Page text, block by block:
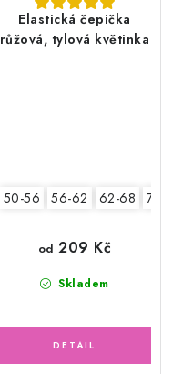
Elastická čepička
růžová, tylová květinka
50-56 56-62 62-68 74-80
Skladem
od 209 Kč